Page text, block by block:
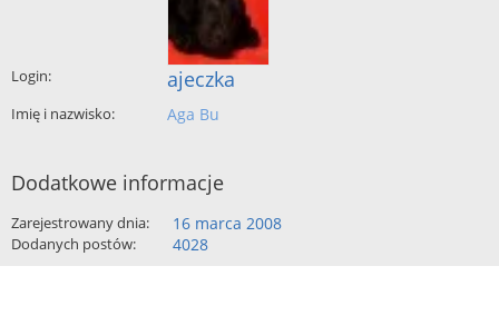
Login: ajeczka
Imię i nazwisko: Aga Bu
Dodatkowe informacje
Zarejestrowany dnia: 16 marca 2008
Dodanych postów: 4028